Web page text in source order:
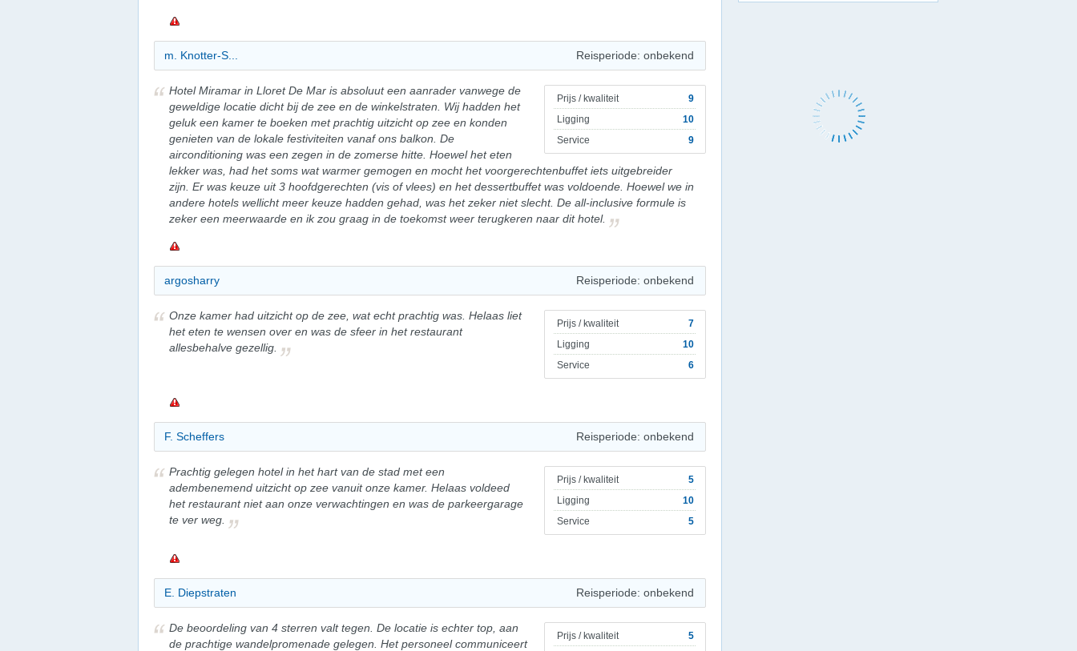
m. Knotter-S... Reisperiode: onbekend
Prijs / kwaliteit
9
Ligging
10
Service
9
Hotel Miramar in Lloret De Mar is absoluut een aanrader vanwege de
geweldige locatie dicht bij de zee en de winkelstraten. Wij hadden het
geluk een kamer te boeken met prachtig uitzicht op zee en konden
genieten van de lokale festiviteiten vanaf ons balkon. De
airconditioning was een zegen in de zomerse hitte. Hoewel het eten
lekker was, had het soms wat warmer gemogen en mocht het voorgerechtenbuffet iets uitgebreider
zijn. Er was keuze uit 3 hoofdgerechten (vis of vlees) en het dessertbuffet was voldoende. Hoewel we in
andere hotels wellicht meer keuze hadden gehad, was het zeker niet slecht. De all-inclusive formule is
zeker een meerwaarde en ik zou graag in de toekomst weer terugkeren naar dit hotel.
argosharry Reisperiode: onbekend
Prijs / kwaliteit
7
Ligging
10
Service
6
Onze kamer had uitzicht op de zee, wat echt prachtig was. Helaas liet
het eten te wensen over en was de sfeer in het restaurant
allesbehalve gezellig.
F. Scheffers Reisperiode: onbekend
Prijs / kwaliteit
5
Ligging
10
Service
5
Prachtig gelegen hotel in het hart van de stad met een
adembenemend uitzicht op zee vanuit onze kamer. Helaas voldeed
het restaurant niet aan onze verwachtingen en was de parkeergarage
te ver weg.
E. Diepstraten Reisperiode: onbekend
Prijs / kwaliteit
5
De beoordeling van 4 sterren valt tegen. De locatie is echter top, aan
de prachtige wandelpromenade gelegen. Het personeel communiceert